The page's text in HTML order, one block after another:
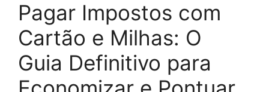
Pagar Impostos com
Cartão e Milhas: O
Guia Definitivo para